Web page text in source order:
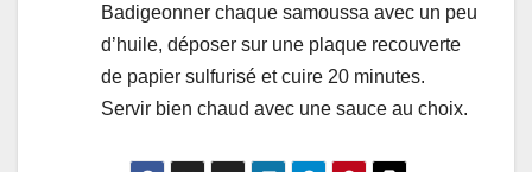
Badigeonner chaque samoussa avec un peu
d’huile, déposer sur une plaque recouverte
de papier sulfurisé et cuire 20 minutes.
Servir bien chaud avec une sauce au choix.